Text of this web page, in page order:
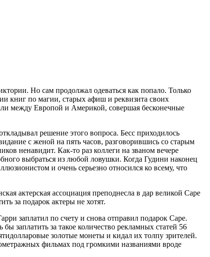
Но сам продолжал одеваться как попало. Только
книг по магии, старых афиш и реквизита своих
между Европой и Америкой, совершая бесконечные
решение этого вопроса. Бесс приходилось
с женой на пять часов, разговорившись со старым
ненавидит. Как-то раз коллеги на званом вечере
выбраться из любой ловушки. Когда Гудини наконец
и очень серьезно относился ко всему, что
актерская ассоциация преподнесла в дар великой Саре
за подарок актеры не хотят.
заплатил по счету и снова отправил подарок Саре.
заплатить за такое количество рекламных статей 56
золотые монеты и кидал их толпу зрителей.
фильмах под громкими названиями вроде